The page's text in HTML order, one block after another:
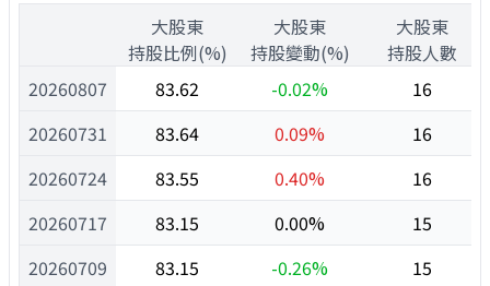
20260807
20260731
20260724
20260717
20260709
大股東
持股比例(%)
大股東
持股變動(%)
大股東
持股人數
83.62
-0.02%
16
83.64
0.09%
16
83.55
0.40%
16
83.15
0.00%
15
83.15
-0.26%
15